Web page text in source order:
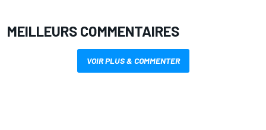
MEILLEURS COMMENTAIRES
VOIR PLUS & COMMENTER